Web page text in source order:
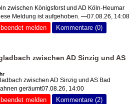
zwischen Königsforst und AD Köln-Heumar
Meldung ist aufgehoben. —07.08.26, 14:08
melden Kommentare (0)
zwischenAD Sinzig undAS
zwischenAD Sinzig undAS Bad
geräumt07.08.26, 14:00
melden Kommentare (2)